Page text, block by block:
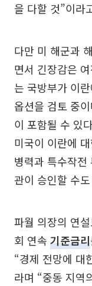
을 다할 것”이라
다만 미 해군과
면서 긴장감은
는 국방부가 이
옵션을 검토 중
이 포함될 수 있
미국이 이란에
병력과 특수작전
관이 승인할 수
파월 의장의 연
회 연속 기준금리
“경제 전망에 대
라며 “중동 지역